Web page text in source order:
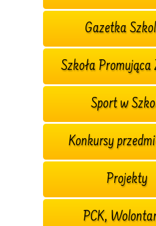
Gazetka
Szkoła Promująca
Sport w
Konkursy
Projekty
PCK,